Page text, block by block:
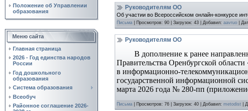
Положение об Управлении
образования
Меню сайта
Главная страница
2026 - Год единства народов
России
Год дошкольного
образования
Система образования
Всеобуч
Районное соглашение 2026-
Руководителям ОО
Об участии во Всероссийском онлайн-конкурсе
Письма Просмотров: 90 Загрузок: 43 Добавил: aavruo
Руководителям ОО
В дополнение к ранее
Правительства Оренбургской
в информационно-
государственной информационной
марта 2026 года № 280-пп
Письма Просмотров: 76 Загрузок: 40 Добавил: metodist